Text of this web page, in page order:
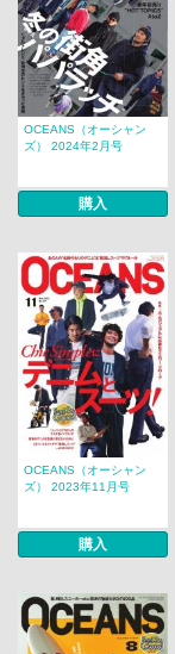
OCEANS（オーシャン
ズ） 2024年2月号
購入
OCEANS（オーシャン
ズ） 2023年11月号
購入